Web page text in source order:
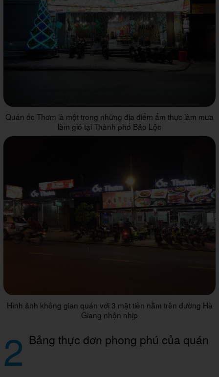
Quán ốc Thơm là một trong những địa điểm ẩm thực làm mưa
làm gió tại Thành phố Bảo Lộc
Hình ảnh không gian quán với 3 mặt tiền nằm trên đường Hà
Giang nhộn nhịp
2 Bảng thực đơn phong phú của quán